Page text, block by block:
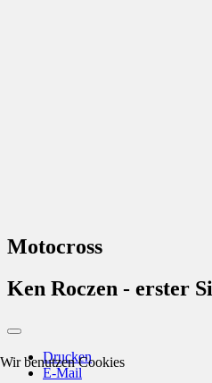
Motocross
Ken Roczen - erster
Drucken
E-Mail
Wir benutzen Cookies